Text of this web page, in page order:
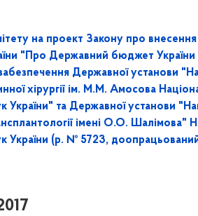
на проект Закону про
"Про Державний бюджет
Державної установи
хірургії ім. М.М. Амосова
України" та Державної установи
імені О.О. Шалімова"
України (р. № 5723,